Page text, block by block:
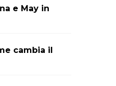
e May in
cambia il